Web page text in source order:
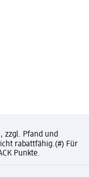
zzgl. Pfand und
rabattfähig.(#) Für
Punkte.